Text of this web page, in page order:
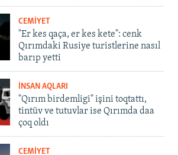
CEMİYET
"Er kes qaça, er kes kete": cenk
Qırımdaki Rusiye turistlerine nasıl
barıp yetti
İNSAN AQLARI
"Qırım birdemligi" işini toqtattı,
tintüv ve tutuvlar ise Qırımda daa
çoq oldı
CEMİYET